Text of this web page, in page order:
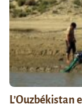
L’Ouzbékistan